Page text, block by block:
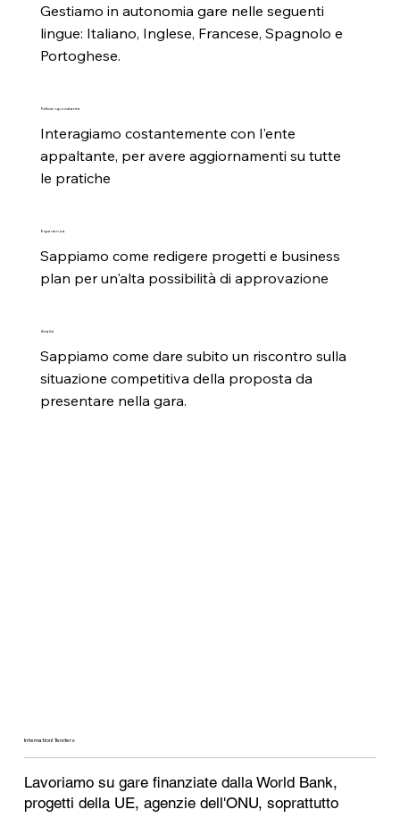
Gestiamo in autonomia gare nelle seguenti
lingue: Italiano, Inglese, Francese, Spagnolo e
Portoghese.
Follow-up costante
Interagiamo costantemente con l'ente
appaltante, per avere aggiornamenti su tutte
le pratiche
Esperienza
Sappiamo come redigere progetti e business
plan per un'alta possibilità di approvazione
Analisi
Sappiamo come dare subito un riscontro sulla
situazione competitiva della proposta da
presentare nella gara.
Internationl Tenders
Lavoriamo su gare finanziate dalla World Bank,
progetti della UE, agenzie dell'ONU, soprattutto